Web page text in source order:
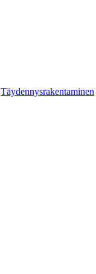
Täydennysrakentaminen